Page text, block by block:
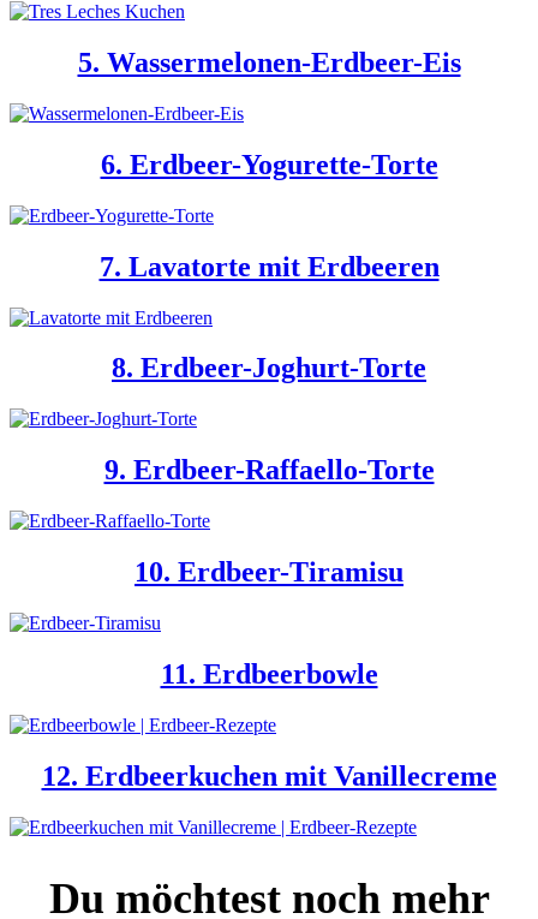
5. Wassermelonen-Erdbeer-Eis
6. Erdbeer-Yogurette-Torte
7. Lavatorte mit Erdbeeren
8. Erdbeer-Joghurt-Torte
9. Erdbeer-Raffaello-Torte
10. Erdbeer-Tiramisu
11. Erdbeerbowle
12. Erdbeerkuchen mit Vanillecreme
Du möchtest noch mehr